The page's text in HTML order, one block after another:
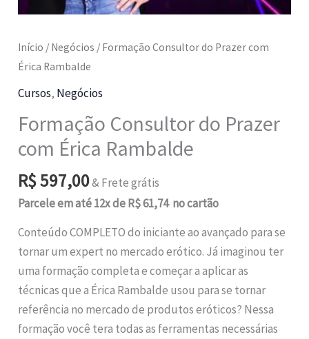
Início / Negócios / Formação Consultor do Prazer com
Érica Rambalde
Cursos, Negócios
Formação Consultor do Prazer
com Érica Rambalde
R$597,00& Frete grátis
Parcele em até 12x de R$ 61,74 no cartão
Conteúdo COMPLETO do iniciante ao avançado para se
tornar um expert no mercado erótico. Já imaginou ter
uma formação completa e começar a aplicar as
técnicas que a Érica Rambalde usou para se tornar
referência no mercado de produtos eróticos? Nessa
formação você tera todas as ferramentas necessárias